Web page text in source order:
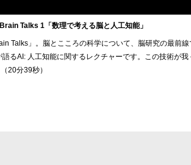
Talks 1「数理で考える脳と人工知能」
Talks」。脳とこころの科学について、脳研究の最前
るAI: 人工知能に関するレクチャーです。この技術が我
20分39秒）